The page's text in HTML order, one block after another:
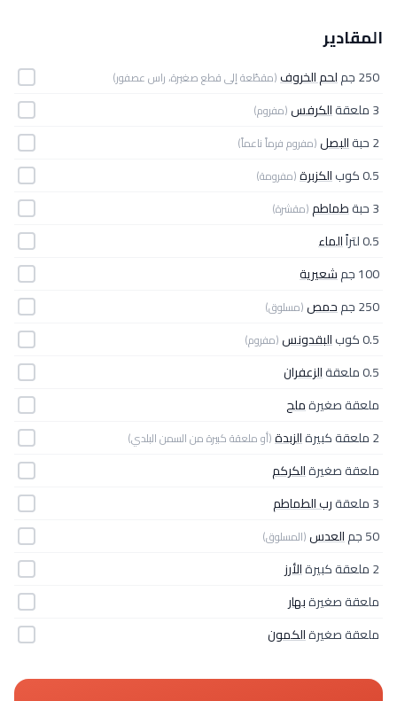
المقادير
250 جم لحم الخروف(مقطّعة إلى قطع صغيرة، راس عصفور)
3 ملعقة الكرفس(مفروم)
2 حبة البصل(مفروم فرماً ناعماً)
0.5 كوب الكزبرة(مفرومة)
3 حبة طماطم(مقشرة)
0.5 لتراً
الماء
100 جم
شعيرية
250 جم
حمص(مسلوق)
0.5 كوب البقدونس(مفروم)
0.5 ملعقة
الزعفران
ملعقة صغيرةملح
2 ملعقة كبيرة
الزبدة(أو ملعقة كبيرة من السمن البلدي)
ملعقة صغيرةالكركم
3 ملعقة
رب الطماطم
50 جم
العدس(المسلوق)
2 ملعقة كبيرة
الأرز
ملعقة صغيرةبهار
ملعقة صغيرةالكمون